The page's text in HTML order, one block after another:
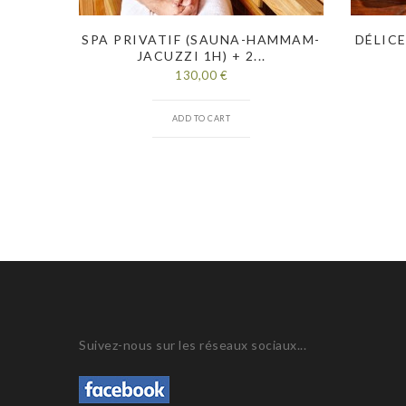
SPA PRIVATIF (SAUNA-HAMMAM-
JACUZZI 1H) + 2...
130,00 €
ADD TO CART
Suivez-nous sur les réseaux sociaux...